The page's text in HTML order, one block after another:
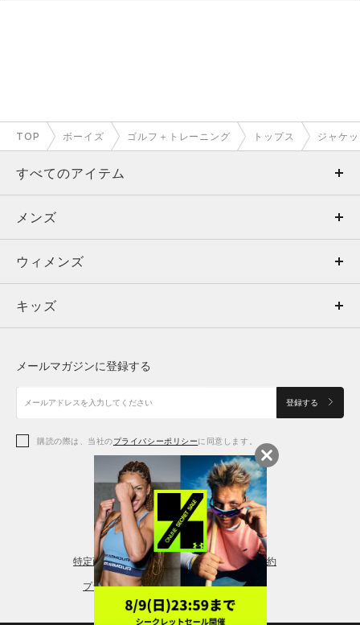
TOP ボーイズ ゴルフ＋トレーニング トップス ジャケ
すべてのアイテム
メンズ
ウィメンズ
キッズ
アクセサリー
メンズ
トップス
ボトムス
アクセサリー
ウィメンズ
トップス
シューズ
アクセサリー
レギンス＆タイツ
キッズ
シューズ
メールマガジンに登録する
登録する
購読の際は、当社のプライバシーポリシーに同意します。
特定商取引法に基づく通販の表記 会員規約
プライバシーポリシー